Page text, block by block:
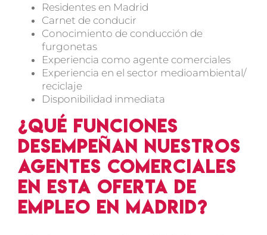
Residentes en Madrid
Carnet de conducir
Conocimiento de conducción de
furgonetas
Experiencia como agente comerciales
Experiencia en el sector medioambiental/
reciclaje
Disponibilidad inmediata
¿Qué funciones
desempeñan nuestros
agentes comerciales
en esta oferta de
empleo en Madrid?